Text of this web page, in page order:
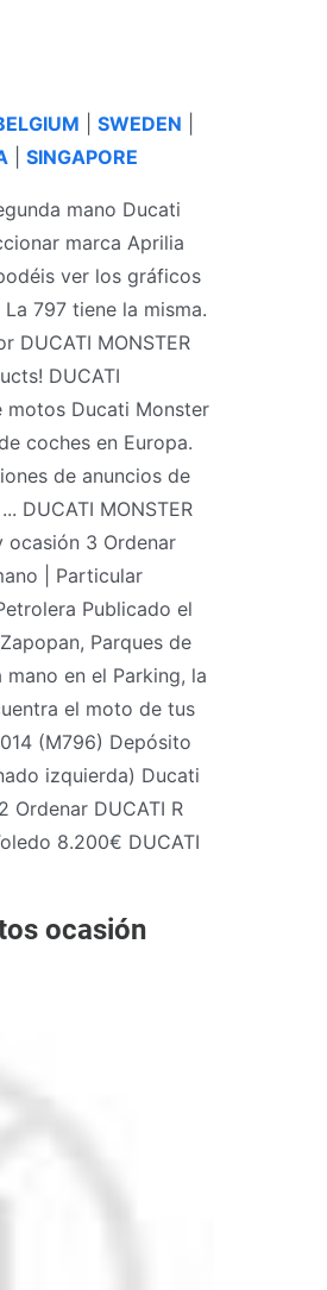
SWEDEN
SINGAPORE
mano Ducati
marca Aprilia
ver los gráficos
797 tiene la misma.
DUCATI MONSTER
DUCATI
motos Ducati Monster
coches en Europa.
de anuncios de
DUCATI MONSTER
ocasión 3 Ordenar
| Particular
Publicado el
Parques de
en el Parking, la
el moto de tus
(M796) Depósito
izquierda) Ducati
Ordenar DUCATI R
8.200€ DUCATI
ocasión